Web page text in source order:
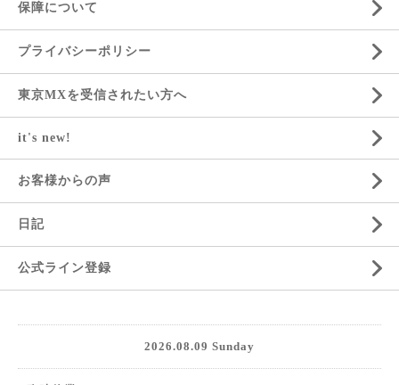
保障について
プライバシーポリシー
東京MXを受信されたい方へ
it's new!
お客様からの声
日記
公式ライン登録
2026.08.09 Sunday